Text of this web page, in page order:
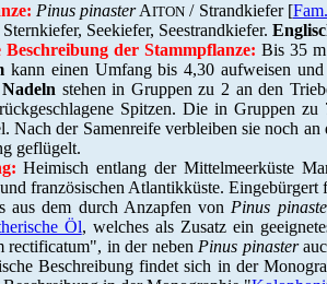
Pinus pinasterAITON / Strandkiefer [
Seekiefer, Seestrandkiefer.
Beschreibung der Stammpflanze: Bis 35
kann einen Umfang bis 4,30 aufweisen
Nadeln stehen in Gruppen zu 2 an den
Spitzen. Die in Gruppen
Nach der Samenreife verbleiben sie noch
geflügelt.
Heimisch entlang der Mittelmeerküste
französischen Atlantikküste.
aus dem durch Anzapfen von Pinus
Öl, welches als Zusatz ein
rectificatum", in der neben Pinus pinaster
Beschreibung findet sich in der